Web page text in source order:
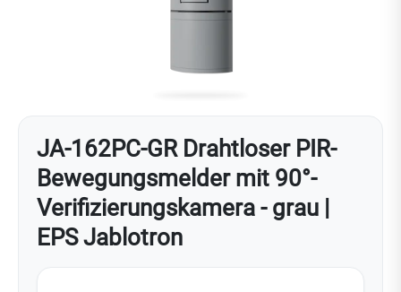
JA-162PC-GR Drahtloser PIR-
Bewegungsmelder mit 90°-
Verifizierungskamera - grau |
EPS Jablotron